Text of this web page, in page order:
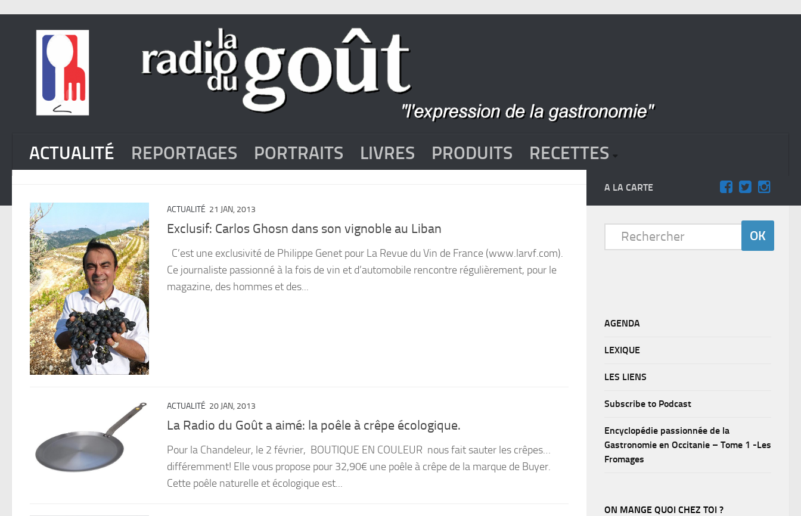
ACTUALITÉ REPORTAGES PORTRAITS LIVRES PRODUITS RECETTES
ACTUALITÉ 21 JAN, 2013
Exclusif: Carlos Ghosn dans son vignoble au Liban
C’est une exclusivité de Philippe Genet pour La Revue du Vin de France (www.larvf.com).
Ce journaliste passionné à la fois de vin et d’automobile rencontre régulièrement, pour le
magazine, des hommes et des...
ACTUALITÉ 20 JAN, 2013
La Radio du Goût a aimé: la poêle à crêpe écologique.
Pour la Chandeleur, le 2 février, BOUTIQUE EN COULEUR nous fait sauter les crêpes…
différemment! Elle vous propose pour 32,90€ une poêle à crêpe de la marque de Buyer.
Cette poêle naturelle et écologique est...
A LA CARTE
AGENDA
LEXIQUE
LES LIENS
Subscribe to Podcast
Encyclopédie passionnée de la
Gastronomie en Occitanie – Tome 1 -Les
Fromages
ON MANGE QUOI CHEZ TOI ?